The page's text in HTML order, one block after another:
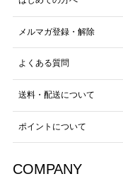
メルマガ登録・解除
よくある質問
送料・配送について
ポイントについて
COMPANY